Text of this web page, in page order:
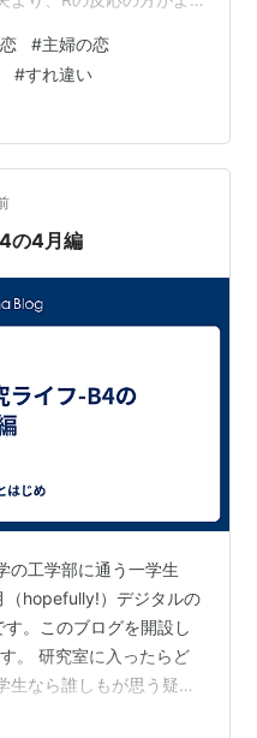
る大学の最寄駅に着い
び出すと、彼の研究室
階のロビーまで迎えに来
開き、彼の顔を見たとた
態だと察した。 彼は、
#主婦の恋
#すれ違い
の4月編
の工学部に通う一学生
（hopefully!）デジタルの
。このブログを開設し
。 研究室に入ったらど
生なら誰しもが思う疑問